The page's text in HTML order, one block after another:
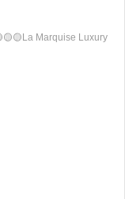
Marquise Luxury